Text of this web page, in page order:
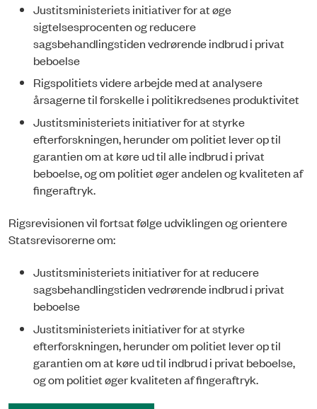
Justitsministeriets initiativer for at øge
sigtelsesprocenten og reducere
sagsbehandlingstiden vedrørende indbrud i privat
beboelse
Rigspolitiets videre arbejde med at analysere
årsagerne til forskelle i politikredsenes produktivitet
Justitsministeriets initiativer for at styrke
efterforskningen, herunder om politiet le­ver op til
garantien om at køre ud til alle indbrud i privat
beboelse, og om politiet øger andelen og kvaliteten af
fingeraftryk.
Rigsrevisionen vil fortsat følge udviklingen og orientere
Statsrevisorerne om:
Justitsministeriets initiativer for at reducere
sagsbehandlingstiden vedrørende indbrud i privat
beboelse
Justitsministeriets initiativer for at styrke
efterforskningen, herunder om politiet lever op til
garantien om at køre ud til indbrud i privat beboelse,
og om politiet øger kvaliteten af fingeraftryk.